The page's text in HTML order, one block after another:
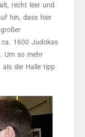
recht leer und
hin, dass hier
1600 Judokas
Um so mehr
als die Halle tipp